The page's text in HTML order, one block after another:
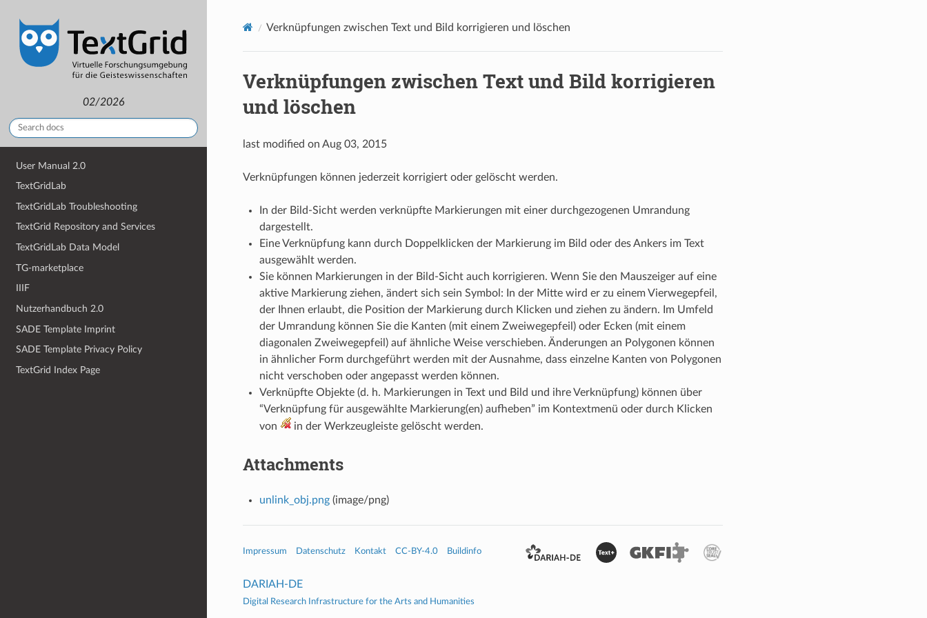
02/2026
User Manual 2.0
TextGridLab
TextGridLab Troubleshooting
TextGrid Repository and Services
TextGridLab Data Model
TG-marketplace
IIIF
Nutzerhandbuch 2.0
SADE Template Imprint
SADE Template Privacy Policy
TextGrid Index Page
Verknüpfungen zwischen Text und Bild korrigieren und löschen
Verknüpfungen zwischen Text und Bild korrigieren
und löschen
last modified on Aug 03, 2015
Verknüpfungen können jederzeit korrigiert oder gelöscht werden.
In der Bild-Sicht werden verknüpfte Markierungen mit einer durchgezogenen Umrandung
dargestellt.
Eine Verknüpfung kann durch Doppelklicken der Markierung im Bild oder des Ankers im Text
ausgewählt werden.
Sie können Markierungen in der Bild-Sicht auch korrigieren. Wenn Sie den Mauszeiger auf eine
aktive Markierung ziehen, ändert sich sein Symbol: In der Mitte wird er zu einem Vierwegepfeil,
der Ihnen erlaubt, die Position der Markierung durch Klicken und ziehen zu ändern. Im Umfeld
der Umrandung können Sie die Kanten (mit einem Zweiwegepfeil) oder Ecken (mit einem
diagonalen Zweiwegepfeil) auf ähnliche Weise verschieben. Änderungen an Polygonen können
in ähnlicher Form durchgeführt werden mit der Ausnahme, dass einzelne Kanten von Polygonen
nicht verschoben oder angepasst werden können.
Verknüpfte Objekte (d. h. Markierungen in Text und Bild und ihre Verknüpfung) können über
“Verknüpfung für ausgewählte Markierung(en) aufheben” im Kontextmenü oder durch Klicken
von
in der Werkzeugleiste gelöscht werden.
Attachments
unlink_obj.png(image/png)
Impressum Datenschutz Kontakt CC-BY-4.0 Buildinfo
DARIAH-DE
Digital Research Infrastructure for the Arts and Humanities